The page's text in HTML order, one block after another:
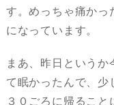
す。めっちゃ痛か
になっています。
まあ、昨日という
て眠かったんで、少
３０ごろに帰るこ